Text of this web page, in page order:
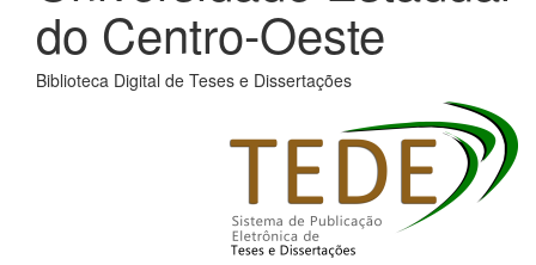
do Centro-Oeste
Biblioteca Digital de Teses e Dissertações